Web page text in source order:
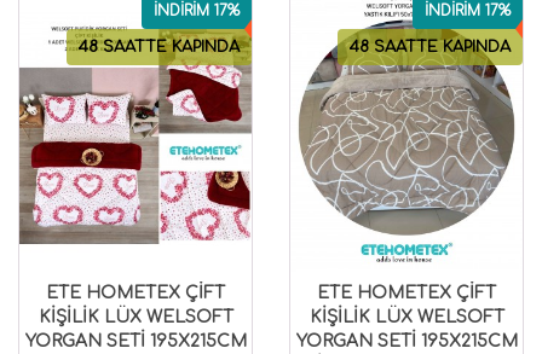
48 SAATTE KAPINDA
İNDİRİM 17%
ETE HOMETEX ÇİFT
KİŞİLİK LÜX WELSOFT
YORGAN SETİ 195X215CM
48 SAATTE KAPINDA
İNDİRİM 17%
ETE HOMETEX ÇİFT
KİŞİLİK LÜX WELSOFT
YORGAN SETİ 195X215CM